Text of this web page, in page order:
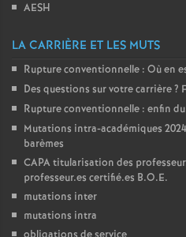
AESH
LA CARRIÈRE ET LES MUTS
Rupture conventionnelle : Où en
Des questions sur votre carrière?
Rupture conventionnelle : enfin
Mutations intra-académiques
barèmes
CAPAtitularisation des
professeur.es certifié.es B.O.E.
mutations inter
mutations intra